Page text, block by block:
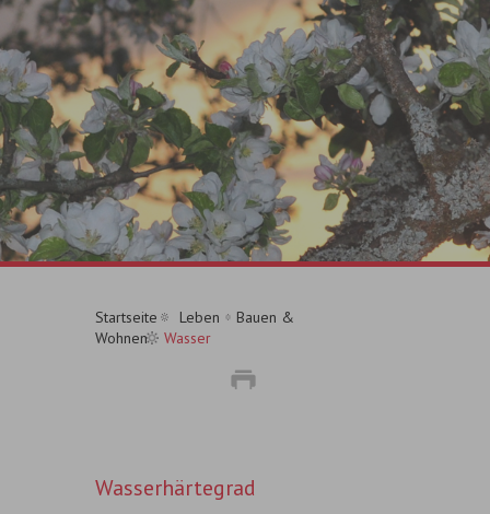
Startseite Leben
Bauen &
Wohnen
Wasser
Wasserhärtegrad